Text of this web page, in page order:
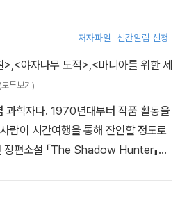
있다. 그녀와 함께 살게 된 딸 다이앤
친밀한 관계가 아닌 모녀 사이에 오가
'불의 성녀'라는 한 여인의 유령이 엘
마야 신의 힘이 현실에 다시 나타나
것이다. 하지만, 그러기 위해선 딸을
저자파일 신간알림 신청
>,<야자나무 도적>,<마니아를 위한 세
(모두보기)
과학자다. 1970년대부터 작품 활동을
람이 시간여행을 통해 잔인할 정도로
장편소설 『The Shadow Hunter』를